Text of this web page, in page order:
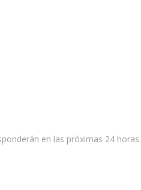
en las próximas 24 horas.